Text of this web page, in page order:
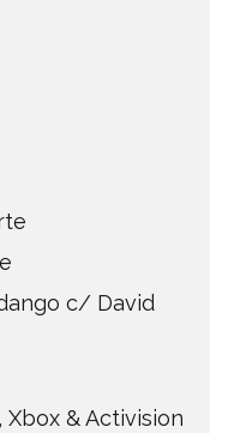
c/ David
Xbox & Activision